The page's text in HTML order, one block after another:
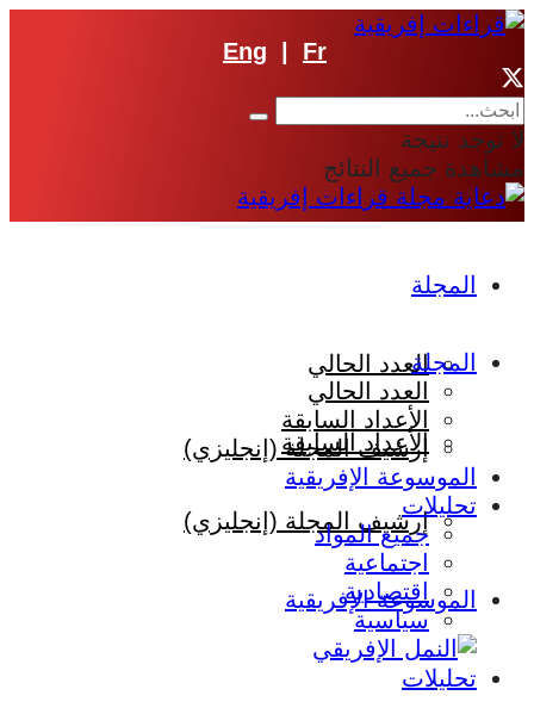
Eng Fr
لا توجد نتيجة
مشاهدة جميع النتائج
المجلة
العدد الحالي
الأعداد السابقة
إرشيف المجلة (إنجليزي)
الموسوعة الإفريقية
تحليلات
المجلة
العدد الحالي
الأعداد السابقة
إرشيف المجلة (إنجليزي)
الموسوعة الإفريقية
تحليلات
جميع المواد
اجتماعية
اقتصادية
سياسية